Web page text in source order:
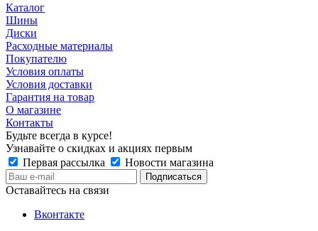
Каталог
Шины
Диски
Расходные материалы
Покупателю
Условия оплаты
Условия доставки
Гарантия на товар
О магазине
Контакты
Будьте всегда в курсе!
Узнавайте о скидках и акциях первым
Первая рассылка
Новости магазина
Оставайтесь на связи
Вконтакте